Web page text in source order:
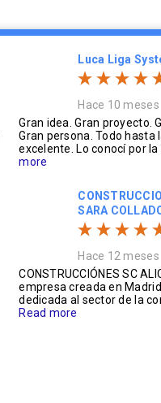
Luca Liga
Hace 10 meses
Gran idea. Gran proyecto.
Gran persona. Todo hasta
excelente. Lo conocí por la
more
SARA
Hace 12 meses
CONSTRUCCIÓNES SC
empresa creada en
dedicada al sector de la
Read more